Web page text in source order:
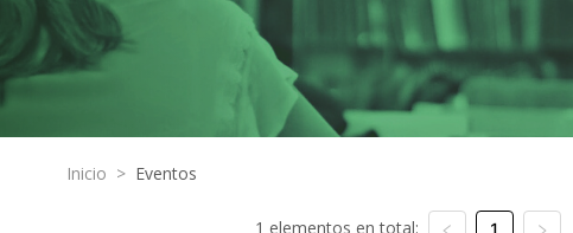
Inicio > Eventos
1 elementos en total: 1